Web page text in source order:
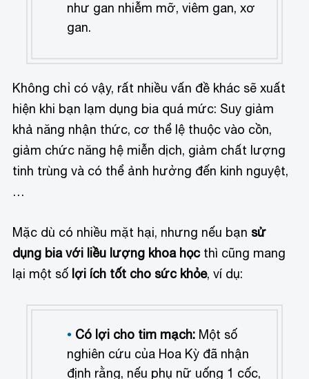
như gan nhiễm mỡ, viêm gan, xơ
gan.
Không chỉ có vậy, rất nhiều vấn đề khác sẽ xuất
hiện khi bạn lạm dụng bia quá mức: Suy giảm
khả năng nhận thức, cơ thể lệ thuộc vào cồn,
giảm chức năng hệ miễn dịch, giảm chất lượng
tinh trùng và có thể ảnh hưởng đến kinh nguyệt,
…
Mặc dù có nhiều mặt hại, nhưng nếu bạn sử
dụng bia với liều lượng khoa họcthì cũng mang
lại một số lợi ích tốt cho sức khỏe, ví dụ:
Có lợi cho tim mạch: Một số
nghiên cứu của Hoa Kỳ đã nhận
định rằng, nếu phụ nữ uống 1 cốc,